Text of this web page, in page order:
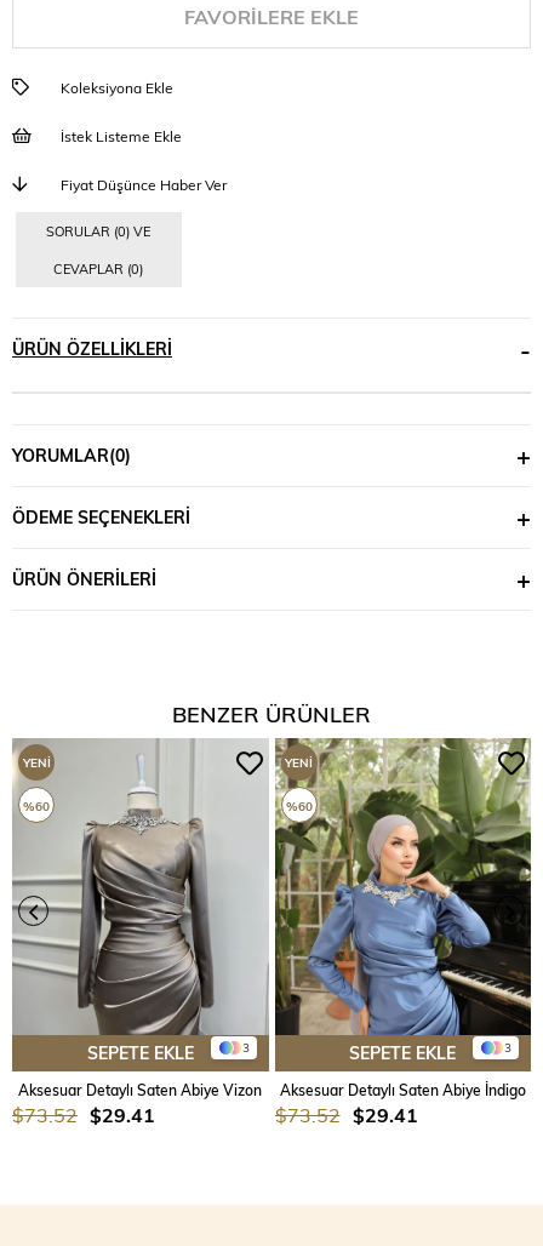
FAVORILERE EKLE
Koleksiyona Ekle
İstek Listeme Ekle
Fiyat Düşünce Haber Ver
SORULAR (0) VE
CEVAPLAR (0)
ÜRÜN ÖZELLIKLERI
YORUMLAR(0)
ÖDEME SEÇENEKLERI
ÜRÜN ÖNERILERI
BENZER ÜRÜNLER
3
SEPETE EKLE
Aksesuar Detaylı Saten Abiye Vizon
$29.41
$73.52
YENI
ÜRÜN
%60
3
SEPETE EKLE
Aksesuar Detaylı Saten Abiye İndigo
$29.41
$73.52
YENI
ÜRÜN
%60